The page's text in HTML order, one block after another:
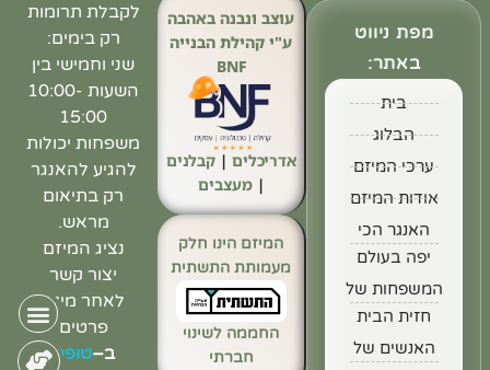
מפת ניווט
באתר:
בית
הבלוג
ערכי המיזם
אודות המיזם
האנגר הכי
יפה בעולם
המשפחות של
חזית הבית
האנשים של
לקבלת תרומות
רק בימים:
שני וחמישי בין
השעות 10:00-
15:00
משפחות יכולות
להגיע להאנגר
רק בתיאום
מראש.
נציג המיזם
יצור קשר
לאחר מילוי
פרטים
ב–טופס
עוצב ונבנה באהבה
ע"י קהילת הבנייה
BNF
אדריכלים | קבלנים
|מעצבים
המיזם הינו חלק
מעמותת התשתית
החממה לשינוי
חברתי